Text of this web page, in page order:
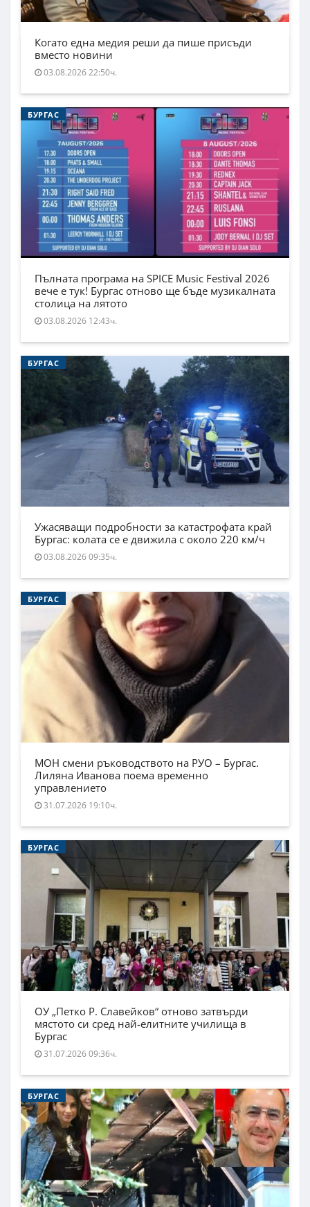
Когато една медия реши да пише присъди
вместо новини
03.08.2026 22:50ч.
БУРГАС
Пълната програма на SPICE Music Festival 2026
вече е тук! Бургас отново ще бъде музикалната
столица на лятото
03.08.2026 12:43ч.
БУРГАС
Ужасяващи подробности за катастрофата край
Бургас: колата се е движила с около 220 км/ч
03.08.2026 09:35ч.
БУРГАС
МОН смени ръководството на РУО – Бургас.
Лиляна Иванова поема временно
управлението
31.07.2026 19:10ч.
БУРГАС
ОУ „Петко Р. Славейков“ отново затвърди
мястото си сред най-елитните училища в
Бургас
31.07.2026 09:36ч.
БУРГАС